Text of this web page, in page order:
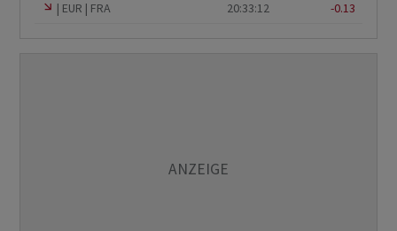
EUR FRA 20:33:12 -0.13